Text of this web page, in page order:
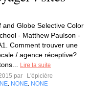
and Globe Selective Color
- Matthew Paulson -
Comment trouver une
/ agence réceptive?
Lire la suite
par
L'épicière
NONE NONE